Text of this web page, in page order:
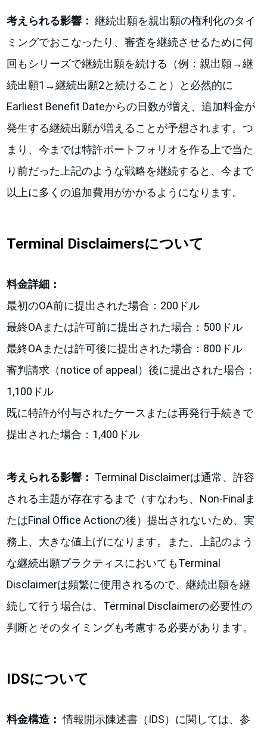
考えられる影響： 継続出願を親出願の権利化のタイ
ミングでおこなったり、審査を継続させるために何
回もシリーズで継続出願を続ける（例：親出願→継
続出願1→継続出願2と続けること）と必然的に
Earliest Benefit Dateからの日数が増え、追加料金が
発生する継続出願が増えることが予想されます。つ
まり、今までは特許ポートフォリオを作る上で当た
り前だった上記のような戦略を継続すると、今まで
以上に多くの追加費用がかかるようになります。
Terminal Disclaimersについて
料金詳細：
最初のOA前に提出された場合：200ドル
最終OAまたは許可前に提出された場合：500ドル
最終OAまたは許可後に提出された場合：800ドル
審判請求（notice of appeal）後に提出された場合：
1,100ドル
既に特許が付与されたケースまたは再発行手続きで
提出された場合：1,400ドル
考えられる影響： Terminal Disclaimerは通常、許容
される主題が存在するまで（すなわち、Non-Finalま
たはFinal Office Actionの後）提出されないため、実
務上、大きな値上げになります。また、上記のよう
な継続出願プラクティスにおいてもTerminal
Disclaimerは頻繁に使用されるので、継続出願を継
続して行う場合は、Terminal Disclaimerの必要性の
判断とそのタイミングも考慮する必要があります。
IDSについて
料金構造： 情報開示陳述書（IDS）に関しては、参